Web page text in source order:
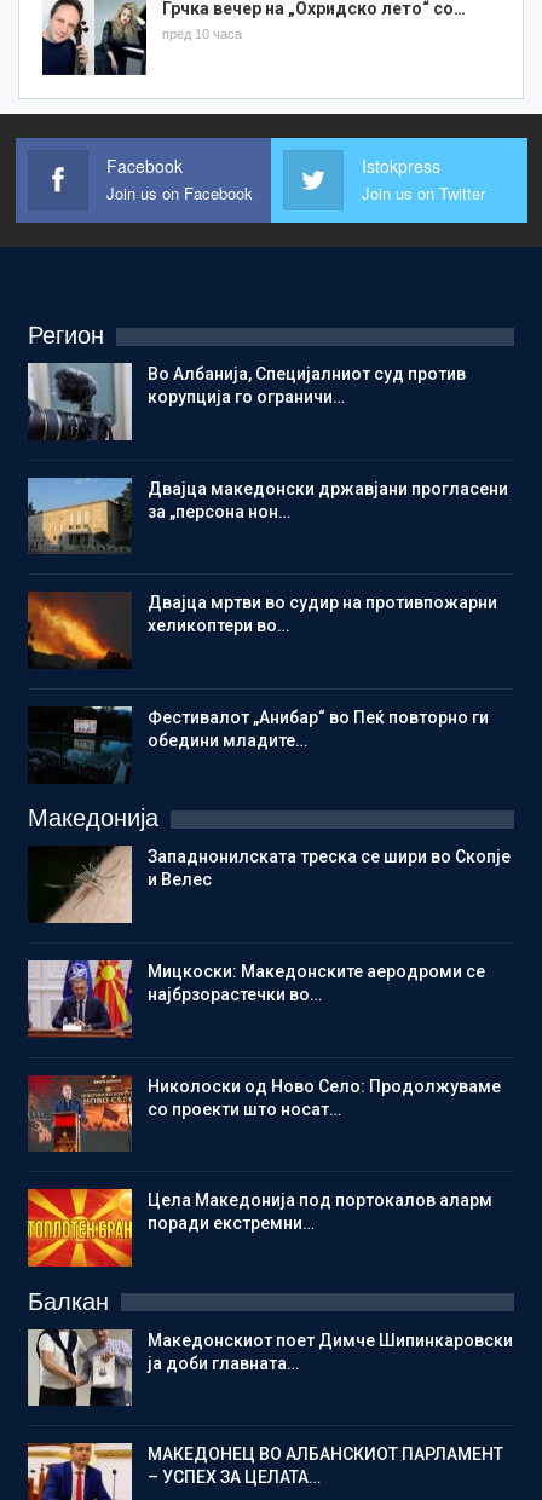
Грчка вечер на „Охридско лето“ со…
пред 10 часа
Facebook
Join us on Facebook
Istokpress
Join us on Twitter
Регион
Во Албанија, Специјалниот суд против
корупција го ограничи…
Двајца македонски државјани прогласени
за „персона нон…
Двајца мртви во судир на противпожарни
хеликоптери во…
Фестивалот „Анибар“ во Пеќ повторно ги
обедини младите…
Македонија
Западнонилската треска се шири во Скопје
и Велес
Мицкоски: Македонските аеродроми се
најбрзорастечки во…
Николоски од Ново Село: Продолжуваме
со проекти што носат…
Цела Македонија под портокалов аларм
поради екстремни…
Балкан
Македонскиот поет Димче Шипинкаровски
ја доби главната…
МАКЕДОНЕЦ ВО АЛБАНСКИОТ ПАРЛАМЕНТ
– УСПЕХ ЗА ЦЕЛАТА…